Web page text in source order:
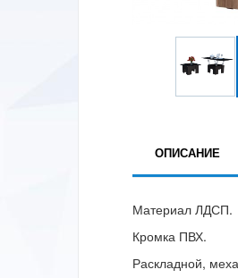
ОПИСАНИЕ
Материал ЛДСП.
Кромка ПВХ.
Раскладной,